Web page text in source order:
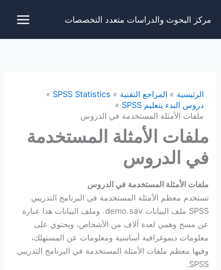
مركز البحوث والدراسات متعدد التخصصات
الرئيسية المراجع التقنية
SPSS Statistics
دروس البدء بتعليم SPSS
ملفات الأمثلة المستخدمة في الدروس
ملفات الأمثلة المستخدمة
في الدروس
ملفات الأمثلة المستخدمة في الدروس
تستخدم معظم الأمثلة المستخدمة في البرنامج التدريبي
SPSS ملف البيانات demo.sav. وملف البيانات هذا عبارة
عن مسح وهمي لعدة آلاف من الأشخاص، ويحتوي على
معلومات ديموغرافية أساسية ومعلومات عن المستهلك،
وفيها معظم ملفات الأمثلة المستخدمة في البرنامج التدريبي
SPSS.